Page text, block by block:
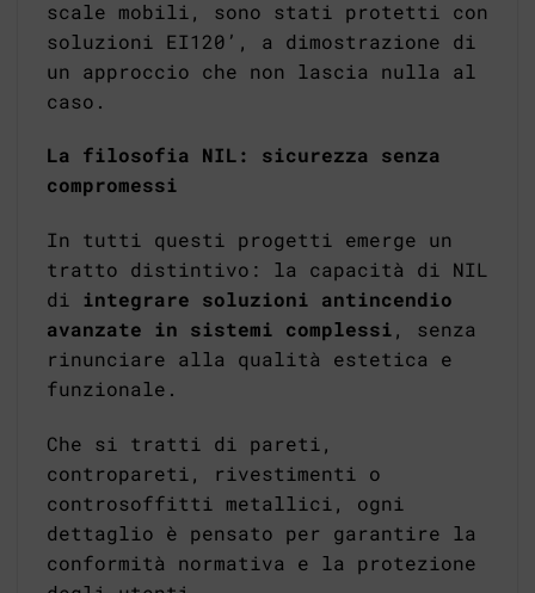
scale mobili, sono stati protetti con
soluzioni EI120’, a dimostrazione di
un approccio che non lascia nulla al
caso.
La filosofia NIL: sicurezza senza
compromessi
In tutti questi progetti emerge un
tratto distintivo: la capacità di NIL
di integrare soluzioni antincendio
avanzate in sistemi complessi, senza
rinunciare alla qualità estetica e
funzionale.
Che si tratti di pareti,
contropareti, rivestimenti o
controsoffitti metallici, ogni
dettaglio è pensato per garantire la
conformità normativa e la protezione